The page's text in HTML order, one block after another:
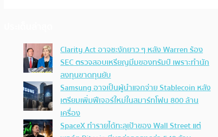
Clarity Act อาจชะงักยาว ๆ หลัง Warren ร้อง
SEC ตรวจสอบเหรียญมีมของทรัมป์ เพราะทำนัก
ลงทุนขาดทุนยับ
Samsung อาจเป็นผู้นำแจกจ่าย Stablecoin หลัง
เตรียมเพิ่มฟีเจอร์ใหม่ในสมาร์ทโฟน 800 ล้าน
เครื่อง
SpaceX ทำรายได้ทะลุเป้าของ Wall Street แต่